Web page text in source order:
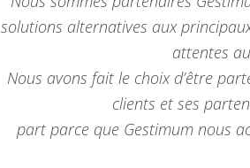
solutions alternatives aux
attentes
Nous avons fait le choix d’être
clients et ses
part parce que Gestimum nous